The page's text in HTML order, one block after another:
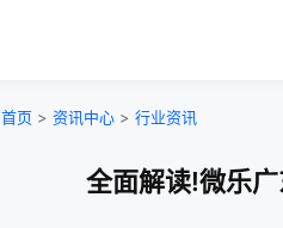
首页 > 资讯中心 > 行业资讯
全面解读!微乐